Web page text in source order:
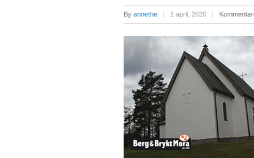
By annethe 1 april, 2020